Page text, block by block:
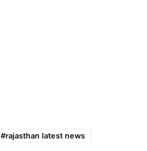
#rajasthan latest news